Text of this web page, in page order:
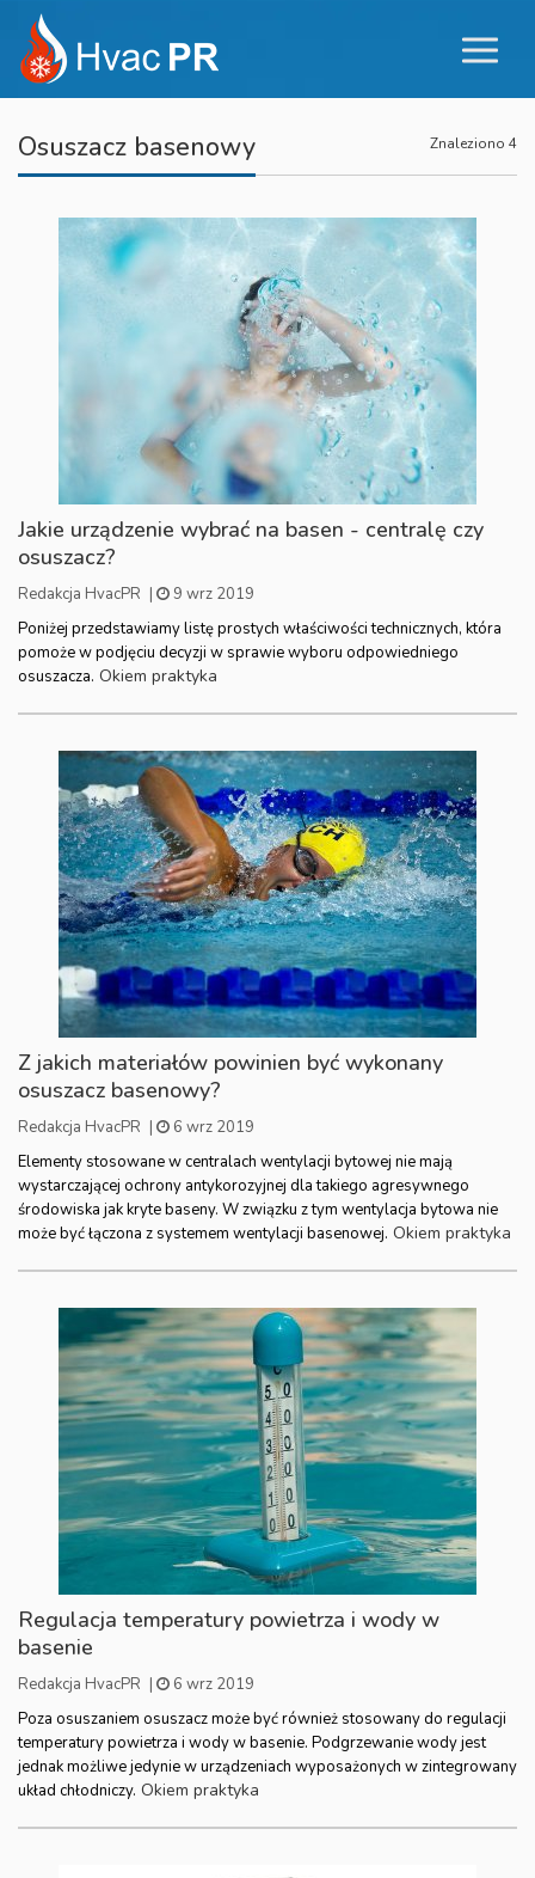
Osuszacz basenowy Znaleziono 4
Jakie urządzenie wybrać na basen - centralę czy
osuszacz?
Redakcja HvacPR |
9 wrz 2019
Poniżej przedstawiamy listę prostych właściwości technicznych, która
pomoże w podjęciu decyzji w sprawie wyboru odpowiedniego
osuszacza. Okiem praktyka
Z jakich materiałów powinien być wykonany
osuszacz basenowy?
Redakcja HvacPR |
6 wrz 2019
Elementy stosowane w centralach wentylacji bytowej nie mają
wystarczającej ochrony antykorozyjnej dla takiego agresywnego
środowiska jak kryte baseny. W związku z tym wentylacja bytowa nie
może być łączona z systemem wentylacji basenowej. Okiem praktyka
Regulacja temperatury powietrza i wody w
basenie
Redakcja HvacPR |
6 wrz 2019
Poza osuszaniem osuszacz może być również stosowany do regulacji
temperatury powietrza i wody w basenie. Podgrzewanie wody jest
jednak możliwe jedynie w urządzeniach wyposażonych w zintegrowany
układ chłodniczy. Okiem praktyka